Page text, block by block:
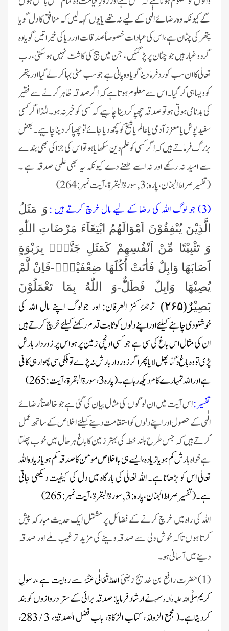
گے کیونکہ وہ رضائے الٰہی کے لیے نہ تھے یا یوں کہہ لیں کہ منافق کا دل گویا
پتھر کی چٹان ہے، اس کی عبادات خصوصاً صدقات اور ریا کی خیراتیں گویا وہ
گردو غبار ہیں جو چٹان پر پڑ گئیں ، جن میں بیج کی کاشت نہیں ہو سکتی، رب
تعالیٰ کا ان سب کو رد فرما دینا گویا وہ پانی ہے جو سب مٹی بہا کر لے گیا اور پتھر
کو ویسا ہی کر گیا۔ اس سے معلوم ہوتا ہے کہ اگر صدقہ ظاہر کرنے سے فقیر
کی بدنامی ہوتی ہو تو صدقہ چھپا کردینا چاہیے کہ کسی کو خبر نہ ہو۔لہٰذا اگر کسی
سفید پوش یا معزز آدمی یا عالم یا شیخ کو کچھ دیا جائے تو چھپا کر دینا چاہیے۔ بعض
بزرگ فرماتے ہیں کہ اگر کسی کو علم دین سکھایا ہوتو اس کی جزا کی بھی بندے
سے امید نہ رکھے اور نہ اسے طعنے دے کیونکہ یہ بھی علمی صدقہ ہے ۔
(تفسیرصراط الجنان ،پارہ : 3 , سورۃ البقرة، آیت نمبر:264)
(3) جو لوگ الله کی رضا کے لیے مال خرچ کرتے ہیں :
وَ مَثَلُ
الَّذِیْنَ یُنْفِقُوْنَ اَمْوَالَهُمُ ابْتِغَآءَ مَرْضَاتِ اللّٰهِ
وَ تَثْبِیْتًا مِّنْ اَنْفُسِهِمْ كَمَثَلِ جَنَّةٍۭ بِرَبْوَةٍ
اَصَابَهَا وَابِلٌ فَاٰتَتْ اُكُلَهَا ضِعْفَیْنِۚ-فَاِنْ لَّمْ
یُصِبْهَا وَابِلٌ فَطَلٌّؕ-وَ اللّٰهُ بِمَا تَعْمَلُوْنَ
بَصِیْرٌ(۲۶۵)
ترجمۂ کنز العرفان: اور جولوگ اپنے مال اللہ کی
خوشنودی چاہنے کیلئے اور اپنے دلوں کو ثابت قدم رکھنے کیلئے خرچ کرتے ہیں
ان کی مثال اس باغ کی سی ہے جو کسی اونچی زمین پر ہو اس پر زوردار بارش
پڑی تو وہ باغ دگنا پھل لایا پھر اگر زور دار بارش نہ پڑے تو ہلکی سی پھوار ہی کافی
ہے اور اللہ تمہارے کام دیکھ رہا ہے۔(پارہ3، سورۃ البقرۃ، آیت: 265)
تفسیر :اس آیت میں ان لوگوں کی مثال بیان کی گئی ہےجو خالصتاً رضائے
الٰہی کے حصول اور اپنے دلوں کو استقامت دینے کیلئے اخلاص کے ساتھ عمل
کرتے ہیں کہ جس طرح بلند خطہ کی بہتر زمین کا باغ ہر حال میں خوب پھلتا
ہے خواہ بارش کم ہو یا زیادہ، ایسے ہی بااخلاص مومن کا صدقہ کم ہو یا زیادہ اللہ
تعالیٰ اس کو بڑھاتا ہے۔ اللہ تعالیٰ کی بارگاہ میں دل کی کیفیت دیکھی جاتی
ہے۔( تفسیرصراط الجنان ،پارہ : 3 , سورۃ البقرة، آیت نمبر : 265)
الله کی راہ میں خرچ کرنے کے فضائل پر مشتمل ایک حدیث مبارکہ پیش
کرتا ہوں تاکہ خوش دلی سے صدقہ دینے کی مزید ترغیب ملے اور صدقہ
دینے میں آسانی ہو۔
(1)حضرت رافع بن خدیج رَض
ِیَ اللّٰہُ تَعَالٰی عَنْہُ سے روایت ہے ،رسولِ
کریمصلَّی اللہ علیہ واٰلہٖ وسلَّمنے ارشاد فرمایا: صدقہ برائی کے ستر دروازوں کو بند
کردیتاہے۔( مجمع الزوائد، کتاب الزکاۃ، باب فضل الصدقۃ، 3 / 283،